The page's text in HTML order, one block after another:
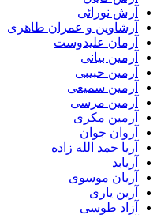
نورائی
و عمران طاهری
علیدوست
بیانی
حبیبی
سمیعی
مرسی
مکری
جوان
حمد الله زاده
موسوی
یاری
طوسی